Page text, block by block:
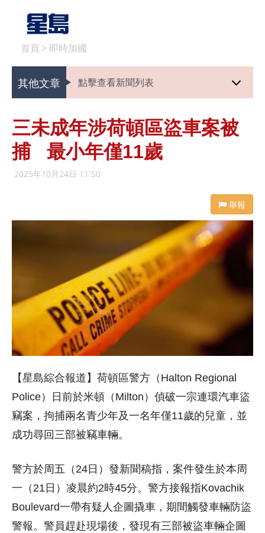
首頁 > 即時加國
其他文章 點擊查看新聞列表
三未成年涉荷頓區盜車案被
捕 最小年僅11歲
2025年10月24日 11:50
舉報
【星島綜合報道】荷頓區警方（Halton Regional
Police）日前於米頓（Milton）偵破一宗連環汽車盜
竊案，拘捕兩名青少年及一名年僅11歲的兒童，並
成功尋回三部被竊車輛。
警方於周五（24日）發新聞稿指，案件發生於本周
一（21日）凌晨約2時45分。警方接報指Kovachik
Boulevard一帶有疑人企圖撬車，期間觸發車輛防盜
警報。警員趕赴現場後，發現有三部被盜車輛企圖